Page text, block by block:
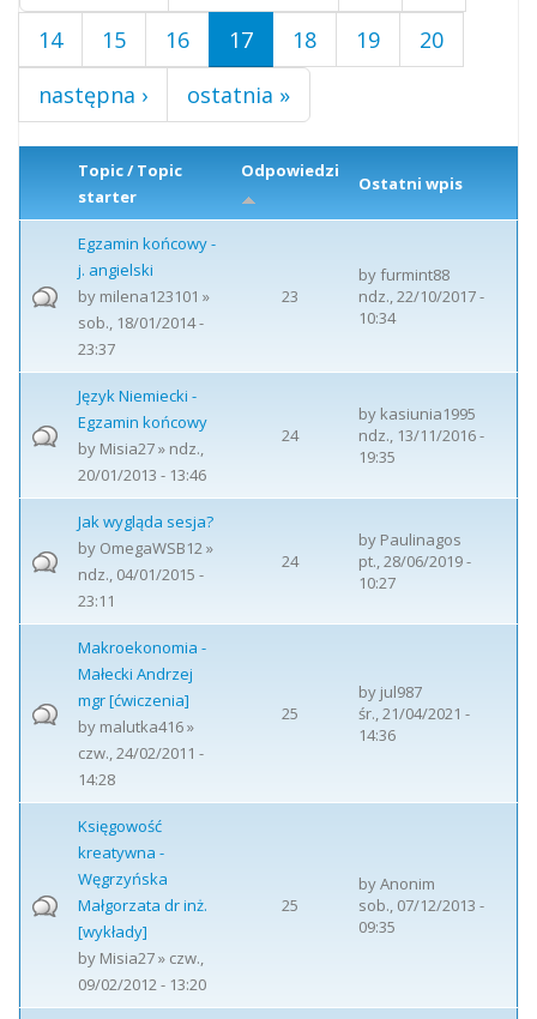
14
15 16 17 18 19
20
następna ›
ostatnia »
Topic / Topic
starter
Odpowiedzi
Ostatni wpis
Egzamin końcowy -
j. angielski
by milena123101 »
sob., 18/01/2014 -
23:37
23
byfurmint88
ndz., 22/10/2017 -
10:34
Język Niemiecki -
Egzamin końcowy
by Misia27» ndz.,
20/01/2013 - 13:46
24
by kasiunia1995
ndz., 13/11/2016 -
19:35
Jak wygląda sesja?
by OmegaWSB12»
ndz., 04/01/2015 -
23:11
24
by Paulinagos
pt., 28/06/2019 -
10:27
Makroekonomia -
Małecki Andrzej
mgr [ćwiczenia]
by malutka416»
czw., 24/02/2011 -
14:28
25
by jul987
śr., 21/04/2021 -
14:36
Księgowość
kreatywna -
Węgrzyńska
Małgorzata dr inż.
[wykłady]
by Misia27» czw.,
09/02/2012 - 13:20
25
byAnonim
sob., 07/12/2013 -
09:35